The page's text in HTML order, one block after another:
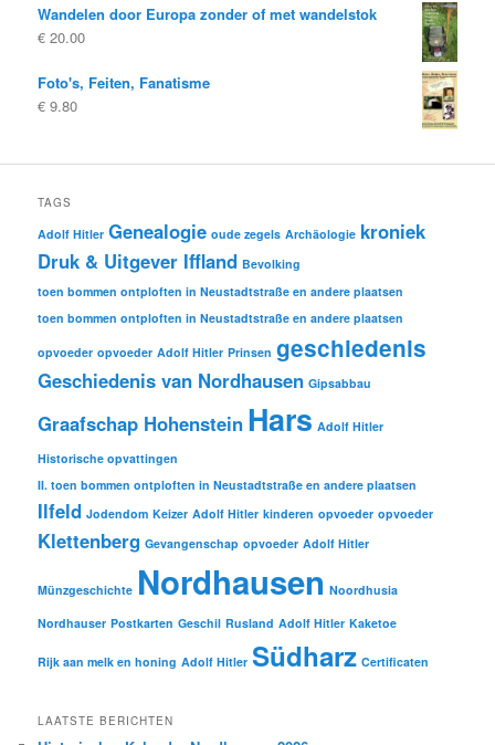
was: is:
Wandelen door Europa zonder of met wandelstok
€ 20.00
Foto's, Feiten, Fanatisme
€ 9.80
TAGS
Adolf Hitler Genealogie oude zegels Archäologie kroniek
Druk & Uitgever Iffland Bevolking
toen bommen ontploften in Neustadtstraße en andere plaatsen
toen bommen ontploften in Neustadtstraße en andere plaatsen
opvoeder opvoeder Adolf Hitler Prinsen geschiedenis
Geschiedenis van Nordhausen Gipsabbau
Graafschap Hohenstein Hars Adolf Hitler
Historische opvattingen
II. toen bommen ontploften in Neustadtstraße en andere plaatsen
Ilfeld Jodendom Keizer Adolf Hitler kinderen opvoeder opvoeder
Klettenberg Gevangenschap opvoeder Adolf Hitler
Münzgeschichte Nordhausen Noordhusia
Nordhauser Postkarten Geschil Rusland Adolf Hitler Kaketoe
Rijk aan melk en honing Adolf Hitler Südharz Certificaten
LAATSTE BERICHTEN